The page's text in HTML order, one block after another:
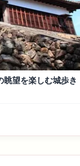
望を楽しむ城歩き